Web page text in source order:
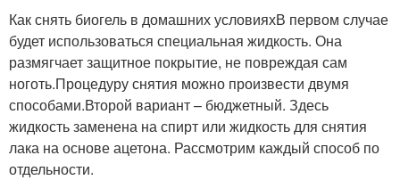
Как снять биогель в домашних условияхВ первом случае
будет использоваться специальная жидкость. Она
размягчает защитное покрытие, не повреждая сам
ноготь.Процедуру снятия можно произвести двумя
способами.Второй вариант – бюджетный. Здесь
жидкость заменена на спирт или жидкость для снятия
лака на основе ацетона. Рассмотрим каждый способ по
отдельности.